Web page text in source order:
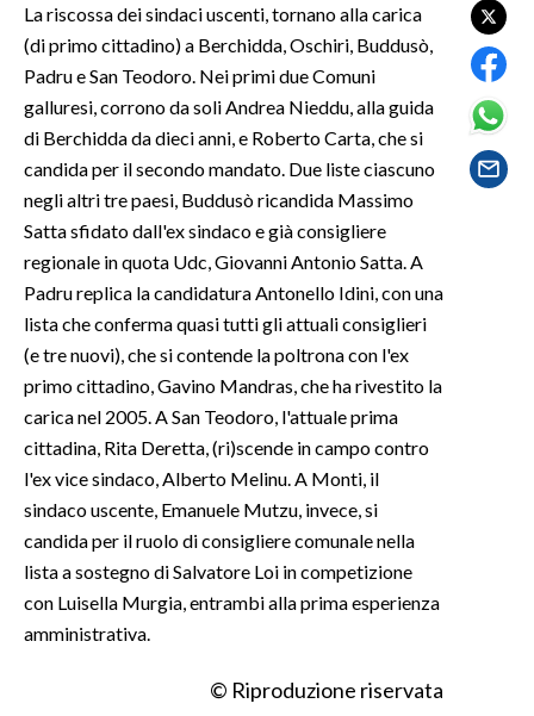
ALTRI SPORT
CULTURA
SPETTACOLI
GOSSIP
SALUTE
SARDI NEL MONDO
NOTIZIE
EVENTI
#CARAUNIONE
3 MINUTI CON
INSULARITÀ
La riscossa dei sindaci uscenti, tornano alla carica
(di primo cittadino) a Berchidda, Oschiri, Buddusò,
Padru e San Teodoro. Nei primi due Comuni
galluresi, corrono da soli Andrea Nieddu, alla guida
di Berchidda da dieci anni, e Roberto Carta, che si
candida per il secondo mandato. Due liste ciascuno
negli altri tre paesi, Buddusò ricandida Massimo
Satta sfidato dall'ex sindaco e già consigliere
regionale in quota Udc, Giovanni Antonio Satta. A
Padru replica la candidatura Antonello Idini, con una
lista che conferma quasi tutti gli attuali consiglieri
(e tre nuovi), che si contende la poltrona con l'ex
primo cittadino, Gavino Mandras, che ha rivestito la
carica nel 2005. A San Teodoro, l'attuale prima
cittadina, Rita Deretta, (ri)scende in campo contro
l'ex vice sindaco, Alberto Melinu. A Monti, il
sindaco uscente, Emanuele Mutzu, invece, si
candida per il ruolo di consigliere comunale nella
lista a sostegno di Salvatore Loi in competizione
con Luisella Murgia, entrambi alla prima esperienza
amministrativa.
© Riproduzione riservata